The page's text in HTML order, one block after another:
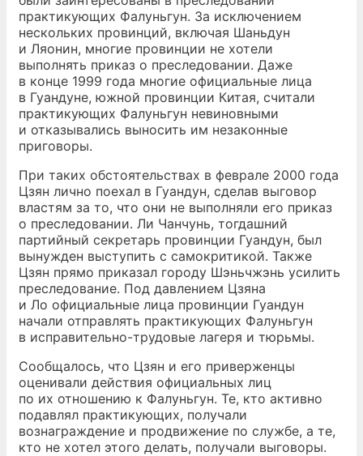
практикующих Фалуньгун. За исключением
нескольких провинций, включая Шаньдун
и Ляонин, многие провинции не хотели
выполнять приказ о преследовании. Даже
в конце 1999 года многие официальные лица
в Гуандуне, южной провинции Китая, считали
практикующих Фалуньгун невиновными
и отказывались выносить им незаконные
приговоры.
При таких обстоятельствах в феврале 2000 года
Цзян лично поехал в Гуандун, сделав выговор
властям за то, что они не выполняли его приказ
о преследовании. Ли Чанчунь, тогдашний
партийный секретарь провинции Гуандун, был
вынужден выступить с самокритикой. Также
Цзян прямо приказал городу Шэньчжэнь усилить
преследование. Под давлением Цзяна
и Ло официальные лица провинции Гуандун
начали отправлять практикующих Фалуньгун
в исправительно-трудовые лагеря и тюрьмы.
Сообщалось, что Цзян и его приверженцы
оценивали действия официальных лиц
по их отношению к Фалуньгун. Те, кто активно
подавлял практикующих, получали
вознаграждение и продвижение по службе, а те,
кто не хотел этого делать, получали выговоры.